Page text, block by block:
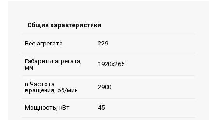
Общие характеристики
Вес агрегата 229
Габариты агрегата,
мм
1920x265
n Частота
вращения, об/мин
2900
Мощность, кВт 45